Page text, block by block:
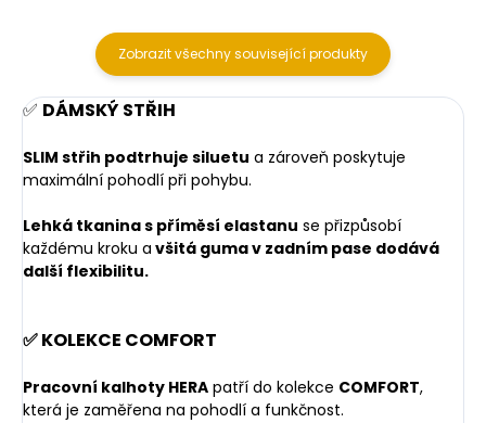
Zobrazit všechny související produkty
✅ DÁMSKÝ STŘIH
SLIM střih podtrhuje siluetu a zároveň poskytuje
maximální pohodlí při pohybu.
Lehká tkanina s příměsí elastanu se přizpůsobí
každému kroku a všitá guma v zadním pase dodává
další flexibilitu.
✅ KOLEKCE COMFORT
Pracovní kalhoty HERA patří do kolekce COMFORT,
která je zaměřena na pohodlí a funkčnost.